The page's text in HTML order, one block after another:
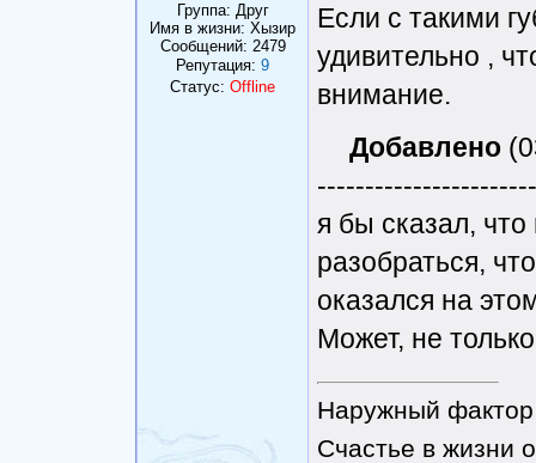
Группа: Друг
Имя в жизни: Хызир
Сообщений: 2479
Репутация: 9
Статус: Offline
Если с такими
удивительно ,
внимание.
Добавлено
я бы сказал, что
разобраться,
оказался на
Может, не
Наружный фактор
Счастье в жизни